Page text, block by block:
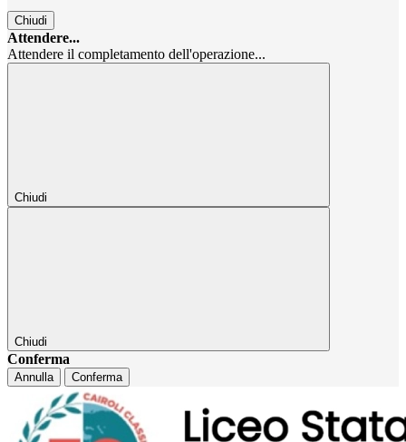
Chiudi
Attendere...
Attendere il completamento dell'operazione...
Chiudi
Chiudi
Conferma
Annulla Conferma